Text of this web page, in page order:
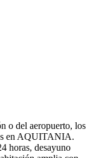
o del aeropuerto, los
en AQUITANIA.
horas, desayuno